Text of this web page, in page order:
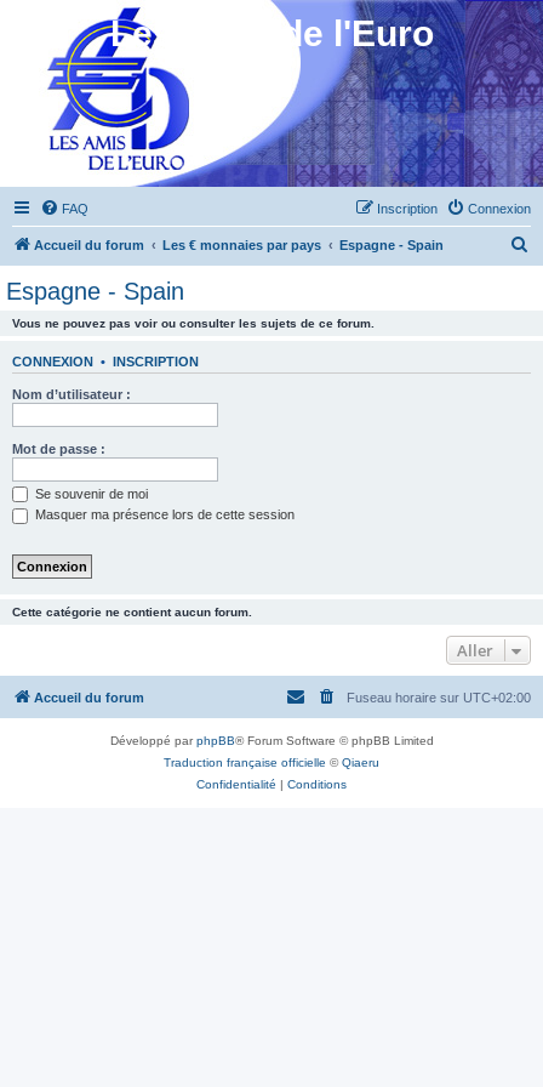
Les Amis de l'Euro
FAQ Connexion
Inscription
Accueil du forum Les € monnaies par pays Espagne - Spain
Espagne - Spain
Vous ne pouvez pas voir ou consulter les sujets de ce forum.
CONNEXION • INSCRIPTION
Nom d’utilisateur :
Mot de passe :
Se souvenir de moi
Masquer ma présence lors de cette session
Cette catégorie ne contient aucun forum.
Aller
Accueil du forum Fuseau horaire sur UTC+02:00
Développé parphpBB® Forum Software © phpBB Limited
Traduction française officielle ©Qiaeru
Confidentialité | Conditions